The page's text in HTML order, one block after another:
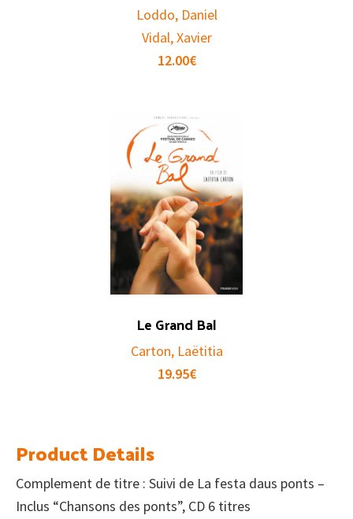
Loddo, Daniel
Vidal, Xavier
12.00€
Le Grand Bal
Carton, Laëtitia
19.95€
Product Details
Complement de titre : Suivi de La festa daus ponts –
Inclus “Chansons des ponts”, CD 6 titres